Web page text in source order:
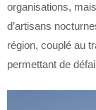
organisations,
d’artisans
région, couplé au
permettant de